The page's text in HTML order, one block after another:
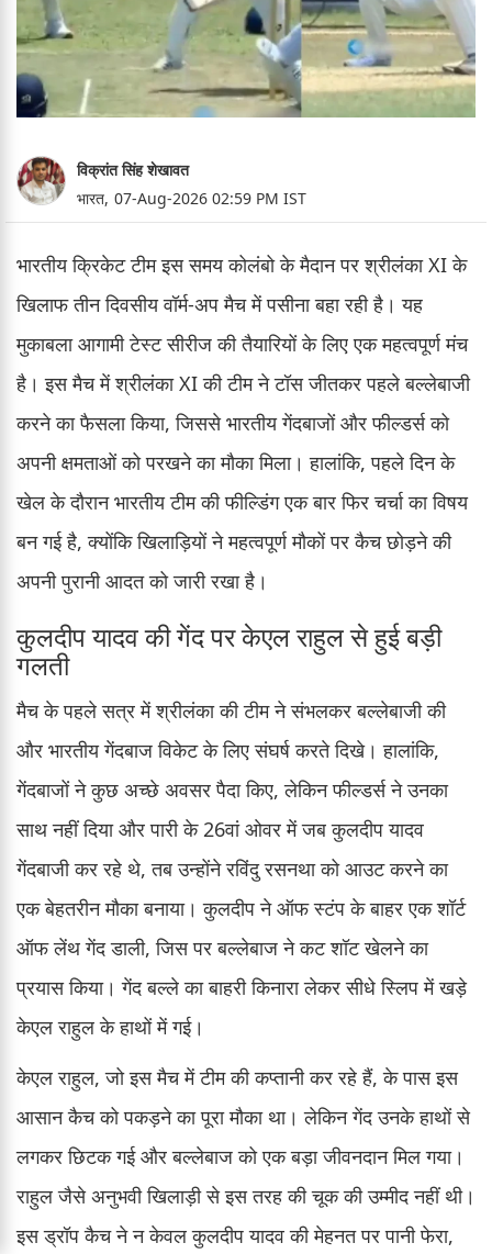
विक्रांत सिंह शेखावत
भारत, 07-Aug-2026 02:59 PM IST
भारतीय क्रिकेट टीम इस समय कोलंबो के मैदान पर श्रीलंका XI के
खिलाफ तीन दिवसीय वॉर्म-अप मैच में पसीना बहा रही है। यह
मुकाबला आगामी टेस्ट सीरीज की तैयारियों के लिए एक महत्वपूर्ण मंच
है। इस मैच में श्रीलंका XI की टीम ने टॉस जीतकर पहले बल्लेबाजी
करने का फैसला किया, जिससे भारतीय गेंदबाजों और फील्डर्स को
अपनी क्षमताओं को परखने का मौका मिला। हालांकि, पहले दिन के
खेल के दौरान भारतीय टीम की फील्डिंग एक बार फिर चर्चा का विषय
बन गई है, क्योंकि खिलाड़ियों ने महत्वपूर्ण मौकों पर कैच छोड़ने की
अपनी पुरानी आदत को जारी रखा है।
कुलदीप यादव की गेंद पर केएल राहुल से हुई बड़ी
गलती
मैच के पहले सत्र में श्रीलंका की टीम ने संभलकर बल्लेबाजी की
और भारतीय गेंदबाज विकेट के लिए संघर्ष करते दिखे। हालांकि,
गेंदबाजों ने कुछ अच्छे अवसर पैदा किए, लेकिन फील्डर्स ने उनका
साथ नहीं दिया और पारी के 26वां ओवर में जब कुलदीप यादव
गेंदबाजी कर रहे थे, तब उन्होंने रविंदु रसनथा को आउट करने का
एक बेहतरीन मौका बनाया। कुलदीप ने ऑफ स्टंप के बाहर एक शॉर्ट
ऑफ लेंथ गेंद डाली, जिस पर बल्लेबाज ने कट शॉट खेलने का
प्रयास किया। गेंद बल्ले का बाहरी किनारा लेकर सीधे स्लिप में खड़े
केएल राहुल के हाथों में गई।
केएल राहुल, जो इस मैच में टीम की कप्तानी कर रहे हैं, के पास इस
आसान कैच को पकड़ने का पूरा मौका था। लेकिन गेंद उनके हाथों से
लगकर छिटक गई और बल्लेबाज को एक बड़ा जीवनदान मिल गया।
राहुल जैसे अनुभवी खिलाड़ी से इस तरह की चूक की उम्मीद नहीं थी।
इस ड्रॉप कैच ने न केवल कुलदीप यादव की मेहनत पर पानी फेरा,